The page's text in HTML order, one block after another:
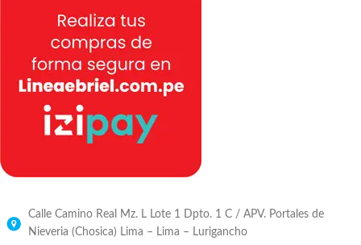
Calle Camino Real Mz. L Lote 1 Dpto. 1 C / APV. Portales de
Nieveria (Chosica) Lima – Lima – Lurigancho